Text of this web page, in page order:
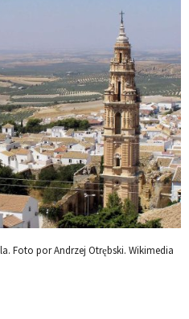
Foto por Andrzej Otrębski. Wikimedia